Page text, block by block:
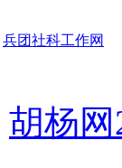
兵团社科工作网
胡杨网